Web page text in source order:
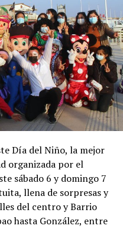
Día del Niño, la mejor
organizada por el
sábado 6 y domingo 7
llena de sorpresas y
del centro y Barrio
hasta González, entre